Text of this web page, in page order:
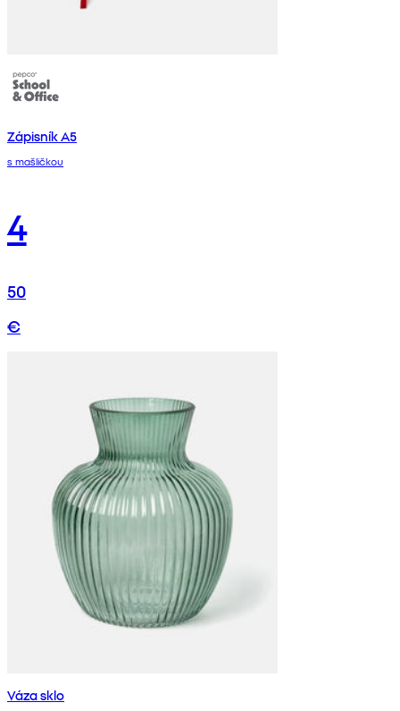
Zápisník A5
s mašličkou
4
50
€
Váza sklo